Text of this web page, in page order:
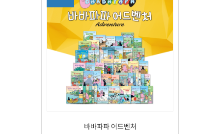
바바파파 어드벤처